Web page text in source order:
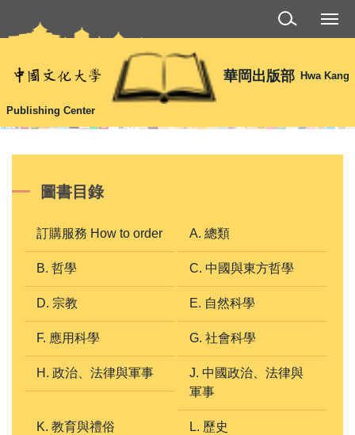
到
要
容
區
華岡出版部 Hwa Kang
Publishing Center
圖書目錄
訂購服務 How to order A. 總類
B. 哲學 C. 中國與東方哲學
D. 宗教 E. 自然科學
F. 應用科學 G. 社會科學
H. 政治、法律與軍事
J. 中國政治、法律與
軍事
K. 教育與禮俗 L. 歷史